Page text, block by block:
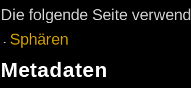
Die folgende Seite
Sphären
Metadaten